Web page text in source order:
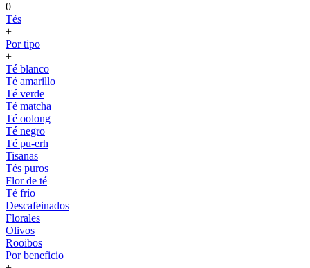
0
Tés
+
Por tipo
+
Té blanco
Té amarillo
Té verde
Té matcha
Té oolong
Té negro
Té pu-erh
Tisanas
Tés puros
Flor de té
Té frío
Descafeinados
Florales
Olivos
Rooibos
Por beneficio